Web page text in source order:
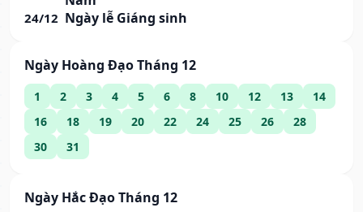
24/12 Ngày lễ Giáng sinh
Ngày Hoàng Đạo Tháng 12
1 2 3 4 5 6 8 10 12 13
14
16
18 19 20 22 24 25 26
28
30
31
Ngày Hắc Đạo Tháng 12